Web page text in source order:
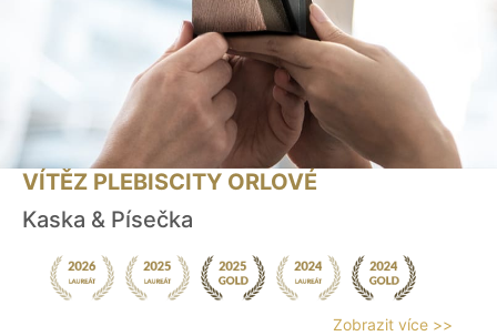
VÍTĚZ PLEBISCITY ORLOVÉ
Kaska & Písečka
Zobrazit více >>